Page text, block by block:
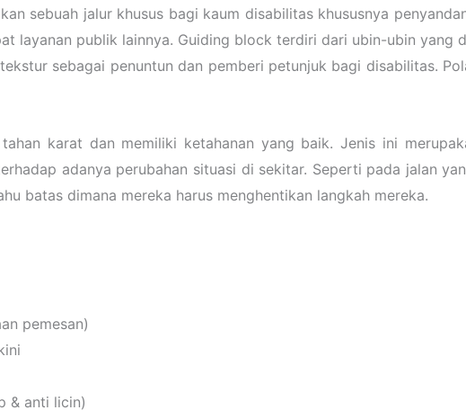
sebuah jalur khusus bagi kaum disabilitas khususnya
layanan publik lainnya. Guiding block terdiri dari ubin-ubin yang
sebagai penuntun dan pemberi petunjuk bagi disabilitas.
karat dan memiliki ketahanan yang baik. Jenis ini
adanya perubahan situasi di sekitar. Seperti pada jalan
batas dimana mereka harus menghentikan langkah mereka.
pemesan)
& anti licin)